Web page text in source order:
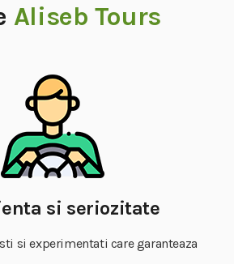
Aliseb Tours
si seriozitate
si experimentati care garanteaza